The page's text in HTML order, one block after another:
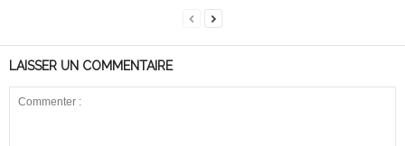
LAISSER UN COMMENTAIRE